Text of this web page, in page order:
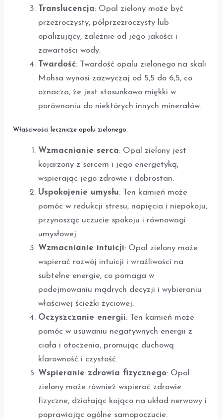
Translucencja: Opal zielony może być
przezroczysty, półprzezroczysty lub
opalizujący, zależnie od jego jakości i
zawartości wody.
Twardość: Twardość opalu zielonego na skali
Mohsa wynosi zazwyczaj od 5,5 do 6,5, co
oznacza, że jest stosunkowo miękki w
porównaniu do niektórych innych minerałów.
Właściwości lecznicze opalu zielonego:
Wzmacnianie serca: Opal zielony jest
kojarzony z sercem i jego energetyką,
wspierając jego zdrowie i dobrostan.
Uspokojenie umysłu: Ten kamień może
pomóc w redukcji stresu, napięcia i niepokoju,
przynosząc uczucie spokoju i równowagi
umysłowej.
Wzmacnianie intuicji: Opal zielony może
wspierać rozwój intuicji i wrażliwości na
subtelne energie, co pomaga w
podejmowaniu mądrych decyzji i wybieraniu
właściwej ścieżki życiowej.
Oczyszczanie energii: Ten kamień może
pomóc w usuwaniu negatywnych energii z
ciała i otoczenia, promując duchową
klarowność i czystość.
Wspieranie zdrowia fizycznego: Opal
zielony może również wspierać zdrowie
fizyczne, działając kojąco na układ nerwowy i
poprawiając ogólne samopoczucie.